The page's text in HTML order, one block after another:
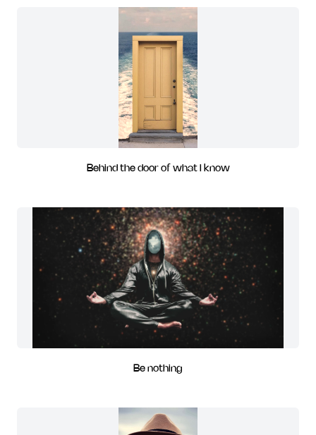
Behind the door of what I know
Be nothing